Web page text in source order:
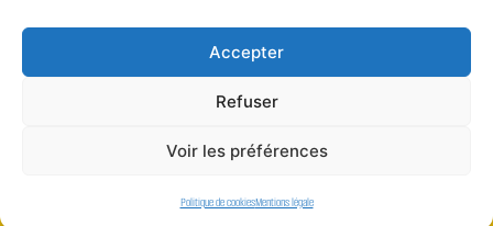
Accepter
Refuser
Voir les préférences
Politique de cookiesMentions légale
0760115323
©2026 tous droits réservés.